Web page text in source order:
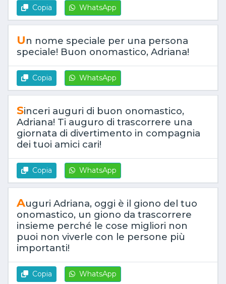
Copia WhatsApp
Un nome speciale per una persona
speciale! Buon onomastico, Adriana!
Copia WhatsApp
Sinceri auguri di buon onomastico,
Adriana! Ti auguro di trascorrere una
giornata di divertimento in compagnia
dei tuoi amici cari!
Copia WhatsApp
Auguri Adriana, oggi è il giono del tuo
onomastico, un giono da trascorrere
insieme perché le cose migliori non
puoi non viverle con le persone più
importanti!
Copia WhatsApp